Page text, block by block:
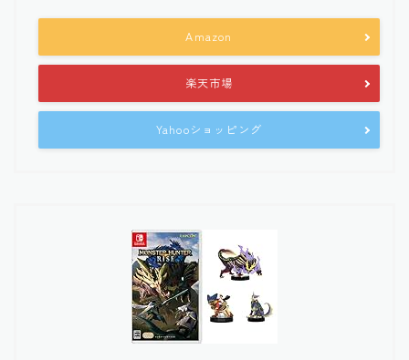
Amazon
楽天市場
Yahooショッピング